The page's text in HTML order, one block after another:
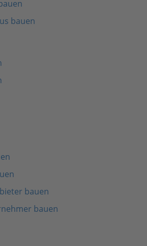
bauen
bauen
bauen